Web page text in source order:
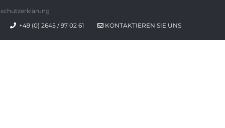
+49 (0) 2645 / 97 02 61
KONTAKTIEREN SIE UNS